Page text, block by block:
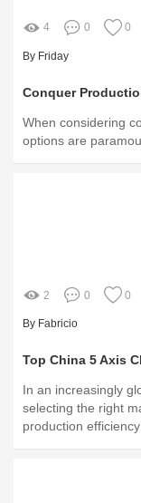
4 0 0
By Friday
When considering
options are
2 0 0
By Fabricio
Top China 5 Axis
In an increasingly
selecting the right
production